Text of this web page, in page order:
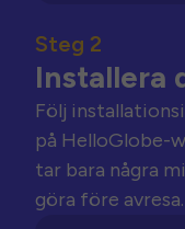
Steg 2
Installera
Följ
på HelloGlobe-
tar bara några
göra före avresa.